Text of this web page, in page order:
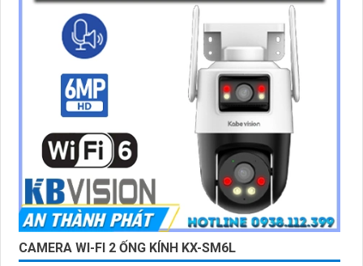
CAMERA WI-FI 2 ỐNG KÍNH KX-SM6L